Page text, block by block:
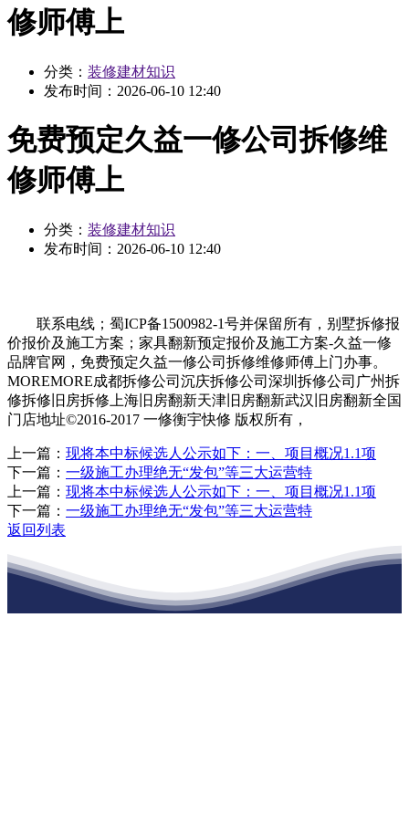
修师傅上
分类： 装修建材知识
发布时间： 2026-06-10 12:40
免费预定久益一修公司拆修维
修师傅上
分类： 装修建材知识
发布时间： 2026-06-10 12:40
联系电线；蜀ICP备1500982-1号并保留所有，别墅拆修报
价报价及施工方案；家具翻新预定报价及施工方案-久益一修
品牌官网，免费预定久益一修公司拆修维修师傅上门办事。
MOREMORE成都拆修公司沉庆拆修公司深圳拆修公司广州拆
修拆修旧房拆修上海旧房翻新天津旧房翻新武汉旧房翻新全国
门店地址©2016-2017 一修衡宇快修 版权所有，
上一篇： 现将本中标候选人公示如下：一、项目概况1.1项
下一篇： 一级施工办理绝无“发包”等三大运营特
上一篇： 现将本中标候选人公示如下：一、项目概况1.1项
下一篇： 一级施工办理绝无“发包”等三大运营特
返回列表